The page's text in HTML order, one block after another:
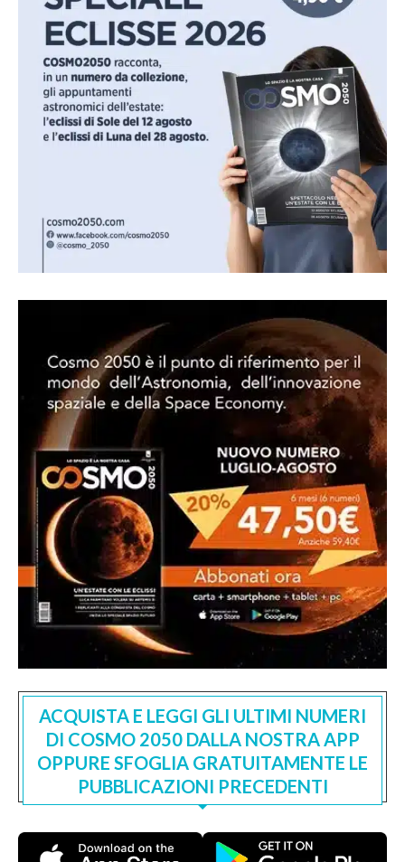
ACQUISTA E LEGGI GLI ULTIMI NUMERI
DI COSMO 2050 DALLA NOSTRA APP
OPPURE SFOGLIA GRATUITAMENTE LE
PUBBLICAZIONI PRECEDENTI